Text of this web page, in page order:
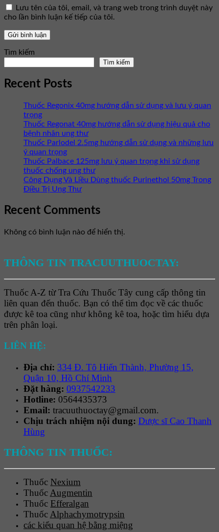
Lưu tên của tôi, email, và trang web trong trình duyệt này
cho lần bình luận kế tiếp của tôi.
Tìm kiếm
Tìm kiếm
Recent Posts
Thuốc Regonix 40mg hướng dẫn sử dụng và lưu ý quan
trọng
Thuốc Regonat 40mg hướng dẫn sử dụng hiệu quả cho
bệnh nhân ung thư
Thuốc Parlodel 2.5mg hướng dẫn sử dụng và những lưu
ý quan trọng
Thuốc Palbace 125mg lưu ý quan trọng khi sử dụng
thuốc chống ung thư
Công Dụng Và Liều Dùng thuốc Purinethol 50mg Trong
Điều Trị Ung Thư
Recent Comments
Không có bình luận nào để hiển thị.
THÔNG TIN TRACUUTHUOCTAY:
Thuốc A-Z từ Tra Cứu Thuốc Tây cung cấp thông tin
liên quan đến thuốc. Bạn có thể tìm đọc về các thuốc
được kê toa cũng như không kê toa, hoặc tìm hiểu dựa
trên phân loại.
LIÊN HỆ:
Địa chỉ: 334 Đ. Tô Hiến Thành, Phường 15,
Quận 10, Hồ Chí Minh
Đặt hàng: 0937542233
Hotline: 0564435373
Email: tracuuthuoctay@gmail.com.
Chịu trách nhiệm nội dung: Dược sĩ Cao Thanh
Hùng
THÔNG TIN THUỐC:
Thuốc Nexium
Thuốc Augmentin
Thuốc Efferalgan
Thuốc Alphachymotrypsin
các kiểu quan hệ bằng miệng